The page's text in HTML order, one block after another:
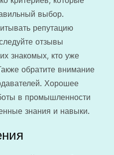
выбор.
репутацию
отзывы
знакомых, кто уже
обратите внимание
Хорошее
в промышленности
знания и навыки.